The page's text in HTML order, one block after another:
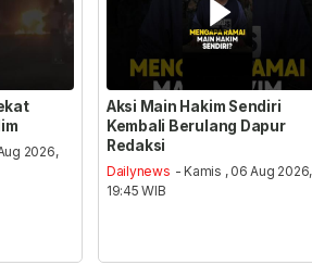
2026,
Aksi Main Hakim Sendiri
Kembali Berulang Dapur
Redaksi
Dailynews - Kamis , 06 Aug 2026,
19:45 WIB